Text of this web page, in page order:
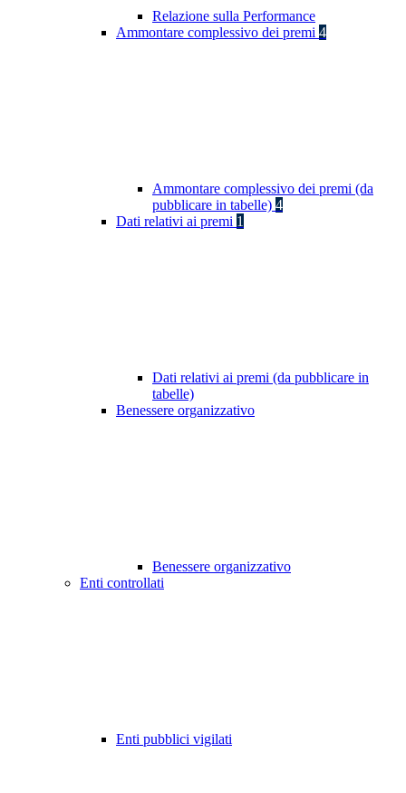
Relazione sulla Performance
Ammontare complessivo dei premi 4
Ammontare complessivo dei premi (da
pubblicare in tabelle) 4
Dati relativi ai premi 1
Dati relativi ai premi (da pubblicare in
tabelle)
Benessere organizzativo
Benessere organizzativo
Enti controllati
Enti pubblici vigilati